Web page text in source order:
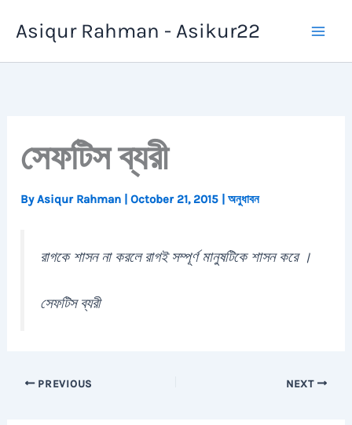
Asiqur Rahman - Asikur22
সেফটিস ব্যরী
ByAsiqur Rahman |October 21, 2015 |অনুধাবন
রাগকে শাসন না করলে রাগই সম্পূর্ণ মানুষটিকে শাসন করে ।
সেফটিস ব্যরী
PREVIOUS NEXT